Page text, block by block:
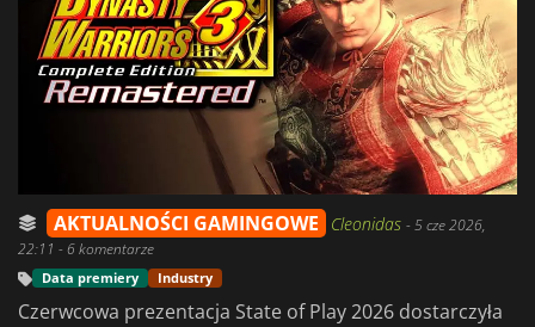
AKTUALNOŚCI GAMINGOWE Cleonidas -5 cze 2026,
22:11 - 6 komentarze
Data premiery Industry
Czerwcowa prezentacja State of Play 2026 dostarczyła